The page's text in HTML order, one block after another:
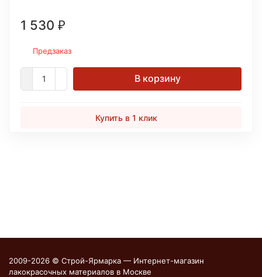
1 530 ₽
Предзаказ
В корзину
Купить в 1 клик
2009-2026 © Строй-Ярмарка — Интернет-магазин
лакокрасочных материалов в Москве